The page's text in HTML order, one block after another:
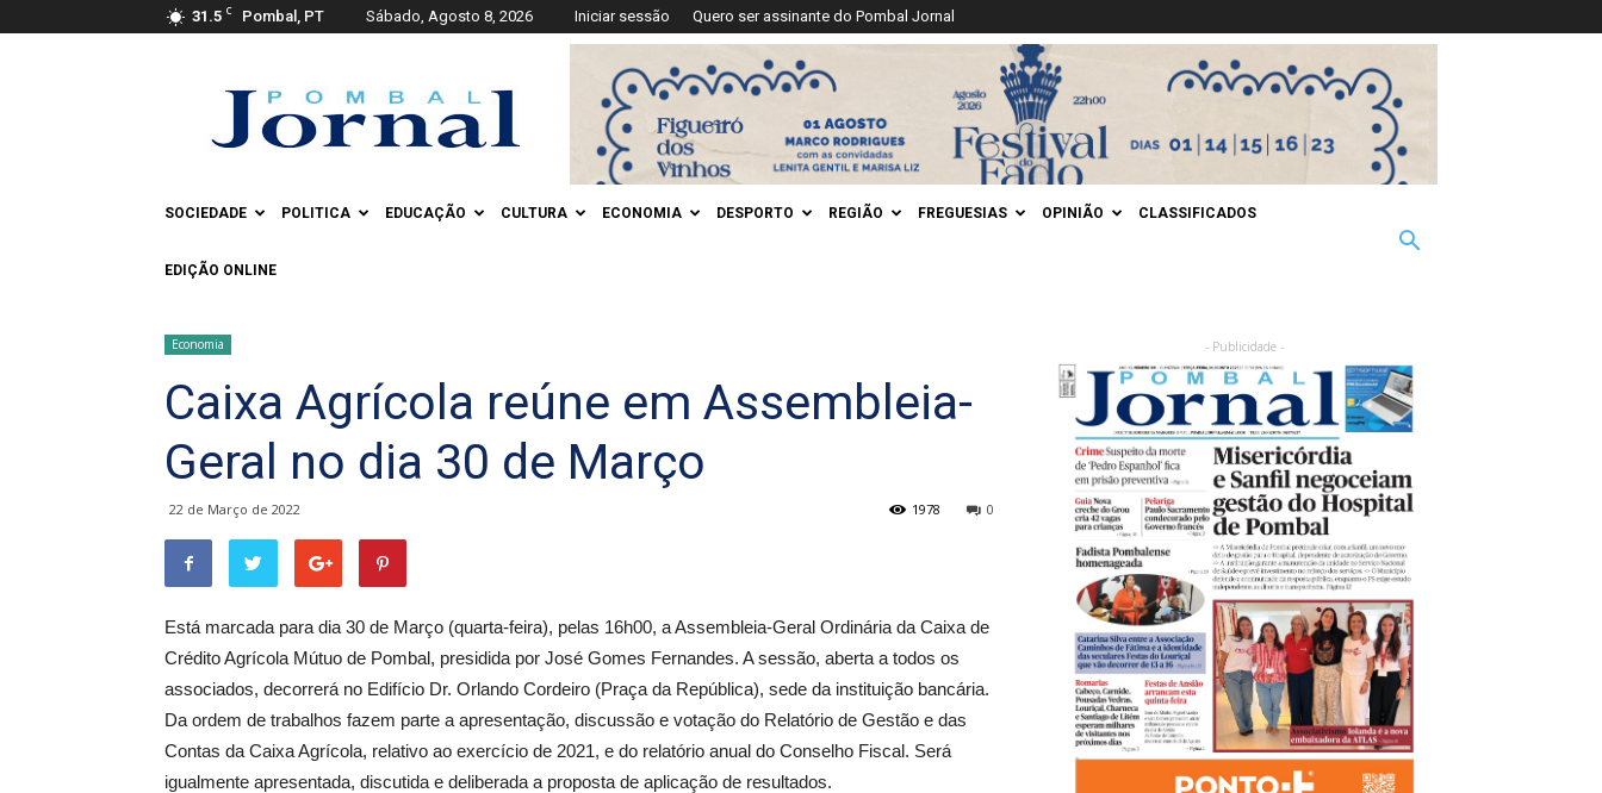
31.5 C Pombal, PT Sábado, Agosto 8, 2026 Iniciar sessão Quero ser assinante do Pombal Jornal
Jornal
SOCIEDADE POLITICA EDUCAÇÃO CULTURA ECONOMIA DESPORTO REGIÃO FREGUESIAS OPINIÃO CLASSIFICADOS
EDIÇÃO ONLINE
Economia
Caixa Agrícola reúne em Assembleia-
Geral no dia 30 de Março
22 de Março de 2022 0
1978
Está marcada para dia 30 de Março (quarta-feira), pelas 16h00, a Assembleia-Geral Ordinária da Caixa de
Crédito Agrícola Mútuo de Pombal, presidida por José Gomes Fernandes. A sessão, aberta a todos os
associados, decorrerá no Edifício Dr. Orlando Cordeiro (Praça da República), sede da instituição bancária.
Da ordem de trabalhos fazem parte a apresentação, discussão e votação do Relatório de Gestão e das
Contas da Caixa Agrícola, relativo ao exercício de 2021, e do relatório anual do Conselho Fiscal. Será
igualmente apresentada, discutida e deliberada a proposta de aplicação de resultados.
- Publicidade -